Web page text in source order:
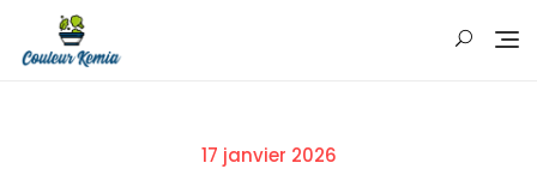
content
Posted
17 janvier 2026